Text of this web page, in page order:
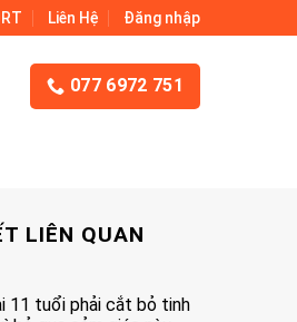
Liên Hệ Đăng nhập
077 6972 751
LIÊN QUAN
11 tuổi phải cắt bỏ tinh